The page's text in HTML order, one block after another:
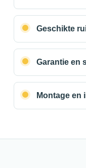
Geschikte
Garantie en
Montage en